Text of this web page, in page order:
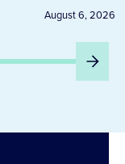
DESTA
August 6, 2026